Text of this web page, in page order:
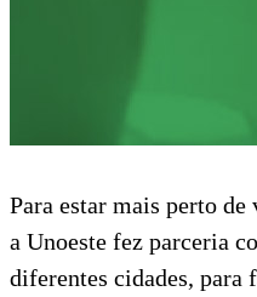
Para estar mais perto de
a Unoeste fez parceria
diferentes cidades,